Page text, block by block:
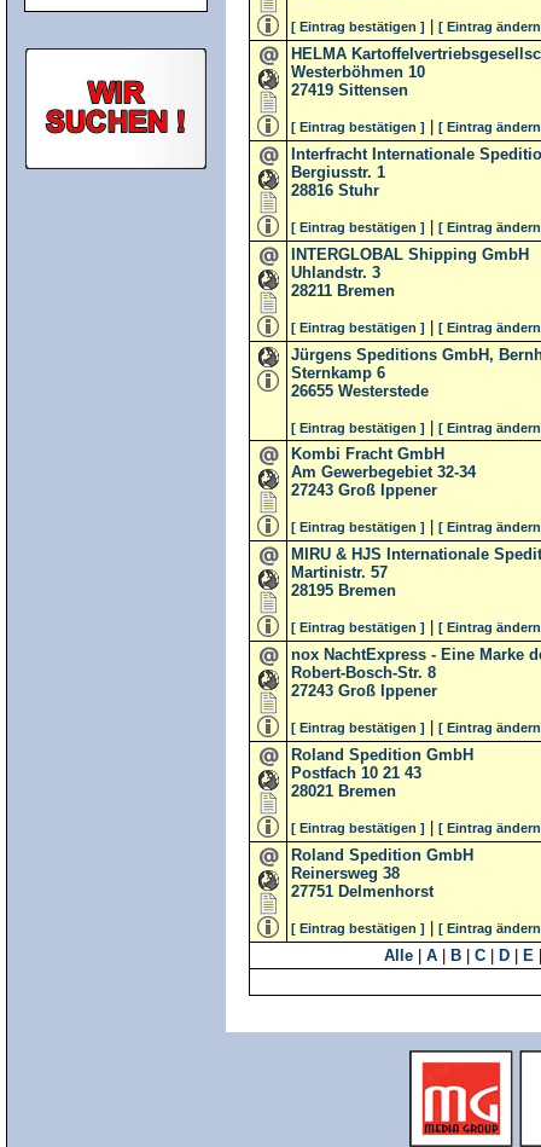
[ Eintrag bestätigen ] [ Eintrag
HELMA
Westerböhmen 10
27419 Sittensen
[ Eintrag bestätigen ] [ Eintrag
Interfracht Internationale
Bergiusstr. 1
28816 Stuhr
[ Eintrag bestätigen ] [ Eintrag
INTERGLOBAL Shipping GmbH
Uhlandstr. 3
28211 Bremen
[ Eintrag bestätigen ] [ Eintrag
Jürgens Speditions GmbH,
Sternkamp 6
26655 Westerstede
[ Eintrag bestätigen ] [ Eintrag
Kombi Fracht GmbH
Am Gewerbegebiet 32-34
27243 Groß Ippener
[ Eintrag bestätigen ] [ Eintrag
MIRU & HJS Internationale
Martinistr. 57
28195 Bremen
[ Eintrag bestätigen ] [ Eintrag
nox NachtExpress - Eine Marke
Robert-Bosch-Str. 8
27243 Groß Ippener
[ Eintrag bestätigen ] [ Eintrag
Roland Spedition GmbH
Postfach 10 21 43
28021 Bremen
[ Eintrag bestätigen ] [ Eintrag
Roland Spedition GmbH
Reinersweg 38
27751 Delmenhorst
[ Eintrag bestätigen ] [ Eintrag
Alle A B C D E